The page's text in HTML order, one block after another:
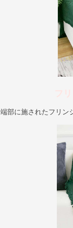
端部に施されたフリン